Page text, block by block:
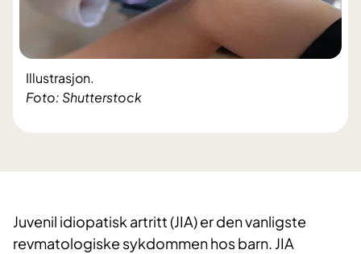
Foto: Shutterstock
Illustrasjon.
Juvenil idiopatisk artritt (JIA) er den vanligste
revmatologiske sykdommen hos barn. JIA